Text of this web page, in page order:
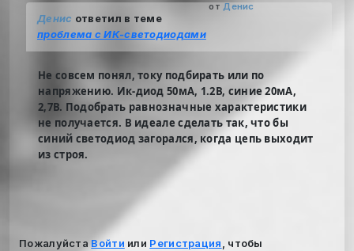
отДенис
Денис ответил в теме
проблема с ИК-светодиодами
Не совсем понял, току подбирать или по
напряжению. Ик-диод 50мА, 1.2В, синие 20мА,
2,7В. Подобрать равнозначные характеристики
не получается. В идеале сделать так, что бы
синий светодиод загорался, когда цепь выходит
из строя.
Пожалуйста Войти или Регистрация
, чтобы